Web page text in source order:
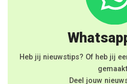
Heb jij nieuwstips? Of heb jij
Deel jouw